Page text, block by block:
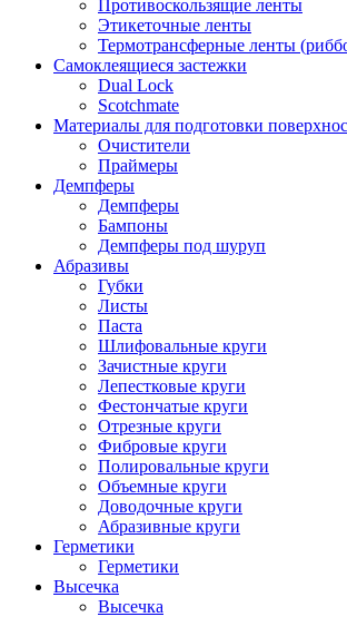
Противоскользящие ленты
Этикеточные ленты
Термотрансферные ленты
Cамоклеящиеся застежки
Dual Lock
Scotchmate
Материалы для подготовки
Очистители
Праймеры
Демпферы
Демпферы
Бампоны
Демпферы под шуруп
Абразивы
Губки
Листы
Паста
Шлифовальные круги
Зачистные круги
Лепестковые круги
Фестончатые круги
Отрезные круги
Фибровые круги
Полировальные круги
Объемные круги
Доводочные круги
Абразивные круги
Герметики
Герметики
Высечка
Высечка